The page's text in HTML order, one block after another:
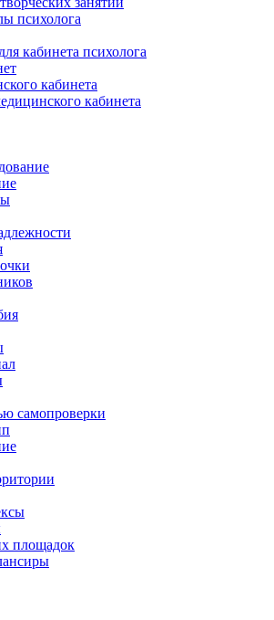
психолога
кабинета психолога
кабинета
кабинета
самопроверки
площадок